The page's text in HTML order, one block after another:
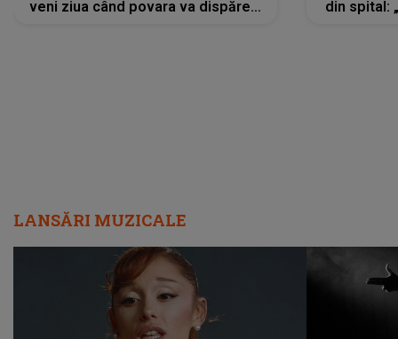
veni ziua când povara va dispărea,
din spital:
LANSĂRI MUZICALE